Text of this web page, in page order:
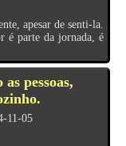
apesar de senti-la.
é parte da jornada, é
pessoas,
11-05